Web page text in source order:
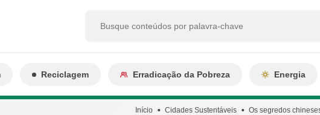
Reciclagem Erradicação da Pobreza Energia
Início Cidades Sustentáveis Os segredos